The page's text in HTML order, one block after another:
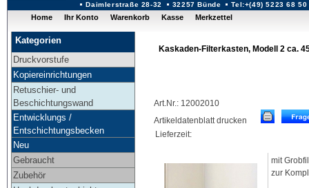
Daimlerstraße 28-32 32257 Bünde Tel:+(49) 5223 68 50
Home Ihr Konto Warenkorb Kasse Merkzettel
Kategorien
Druckvorstufe
Kopiereinrichtungen
Retuschier- und
Beschichtungswand
Entwicklungs /
Entschichtungsbecken
Neu
Gebraucht
Zubehör
Kaskaden-Filterkasten, Modell 2 ca.
Art.Nr.: 12002010
Artikeldatenblatt drucken
Lieferzeit:
mit
zur